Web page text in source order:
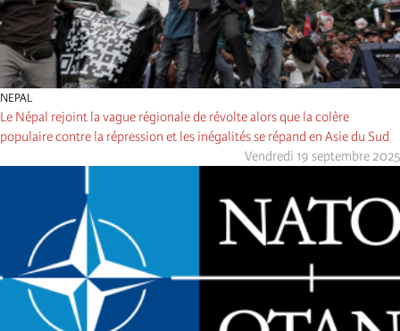
NEPAL
Le Népal rejoint la vague régionale de révolte alors que la colère
populaire contre la répression et les inégalités se répand en Asie du Sud
Vendredi 19 septembre 2025